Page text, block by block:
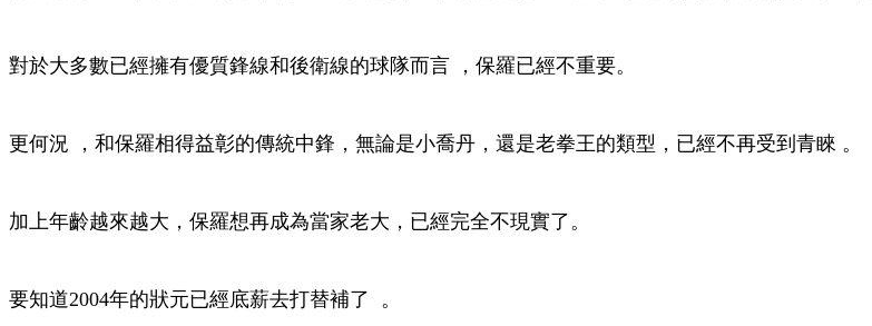
對於大多數已經擁有優質鋒線和後衛線的球隊而言 ，保羅已經不重要。
更何況 ，和保羅相得益彰的傳統中鋒，無論是小喬丹 ，還是老拳王的類型，已經不再受到青睞 。
加上年齡越來越大，保羅想再成為當家老大，已經完全不現實了。
要知道2004年的狀元已經底薪去打替補了  。